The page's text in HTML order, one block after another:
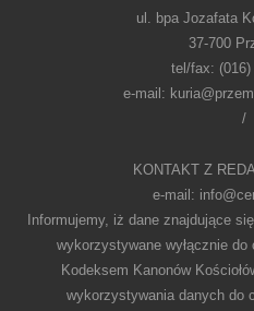
ul. bpa Jozafata
37-700
tel/fax: (016)
e-mail:
/
KONTAKT Z
e-mail:
Informujemy, iż dane znajdujące
wykorzystywane wyłącznie
Kodeksem Kanonów
wykorzystywania danych do